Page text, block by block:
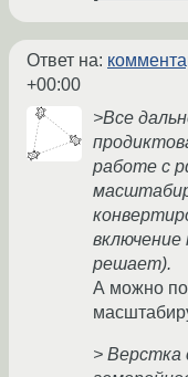
Ответ на:
+00:00
>Все
работе с
включение
решает).
А можно
> Верстка